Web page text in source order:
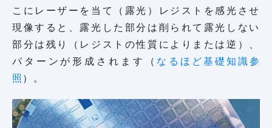
こにレーザーを当て（露光）レジストを感光させ
現像すると、露光した部分は削られて露光しない
部分は残り（レジストの性質によりまたは逆）、
パターンが形成されます（ なるほど基礎知識参
照 ）。